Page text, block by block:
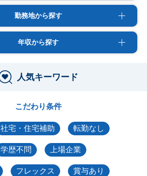
勤務地から探す
年収から探す
人気キーワード
こだわり条件
社宅・住宅補助 転勤なし
学歴不問 上場企業
フレックス 賞与あり